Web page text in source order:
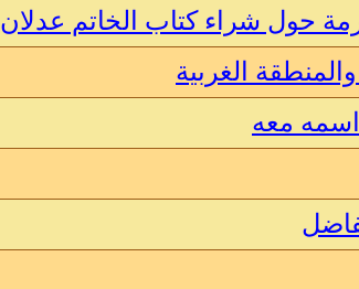
حول شراء كتاب الخاتم عدلان
الغربية
معه